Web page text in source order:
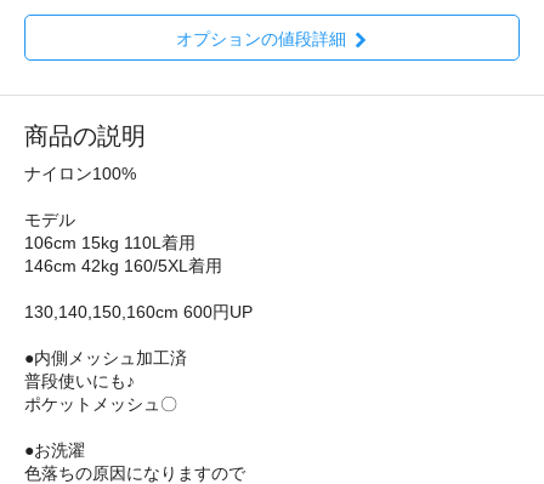
オプションの値段詳細
商品の説明
ナイロン100%
モデル
106cm 15kg 110L着用
146cm 42kg 160/5XL着用
130,140,150,160cm 600円UP
●内側メッシュ加工済
普段使いにも♪
ポケットメッシュ〇
●お洗濯
色落ちの原因になりますので